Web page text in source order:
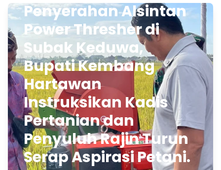
Penyerahan Alsintan
Power Thresher di
Subak Keduwa,
Bupati Kembang
Hartawan
Instruksikan Kadis
Pertanian dan
Penyuluh Rajin Turun
Serap Aspirasi Petani.